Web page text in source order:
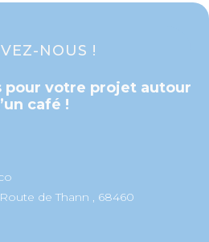
NOUS !
pour votre projet autour
café !
de Thann , 68460